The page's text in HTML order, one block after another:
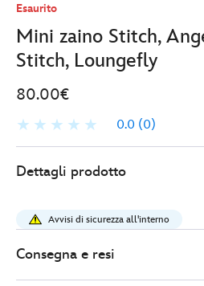
Esaurito
Mini zaino Stitch,
Stitch, Loungefly
80.00€
0.0 (0)
80.00
stitch-
angel-
Dettagli prodotto
Avvisi di sicurezza all'interno
Consegna e resi